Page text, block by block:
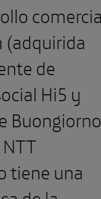
(adquirida
de
Hi5 y
Buongiorno
tiene una